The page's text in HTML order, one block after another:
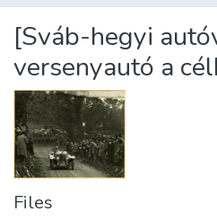
Statistics
About us
[Sváb-hegyi
versenyautó a
Files